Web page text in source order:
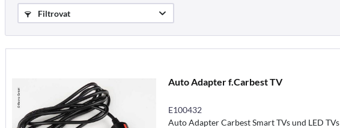
Filtrovat
Auto Adapter f.Carbest TV
E100432
Auto Adapter Carbest Smart TVs und LED TVs